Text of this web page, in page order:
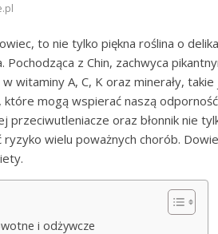
to nie tylko piękna roślina o
z Chin, zachwyca
witaminy A, C, K oraz minerały,
mogą wspierać naszą
przeciwutleniacze oraz błonnik nie
wielu poważnych chorób.
i odżywcze